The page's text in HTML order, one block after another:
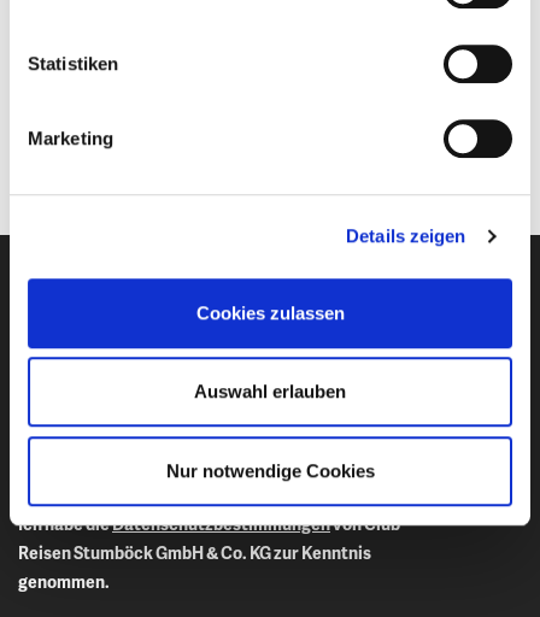
Statistiken
Marketing
Details zeigen
Cookies zulassen
Auswahl erlauben
Nur notwendige Cookies
ggf. Skischuhtrockner (tauglich für 110 Volt)
Newsletter-Anmeldung
E-Mail-Adresse eingeben
Ich habe dieDatenschutzbestimmungenvon Club
Reisen Stumböck GmbH & Co. KG zur Kenntnis
genommen.